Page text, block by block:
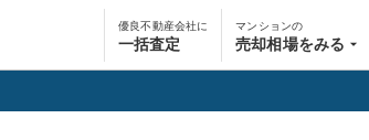
優良不動産会社に
一括査定
マンションの
売却相場をみる